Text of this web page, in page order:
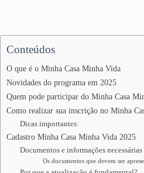
Conteúdos
O que é o Minha Casa Minha Vida
Novidades do programa em 2025
Quem pode participar do Minha Casa
Como realizar sua inscrição no Minha
Dicas importantes:
Cadastro Minha Casa Minha Vida 2025
Documentos e informações necessárias
Os documentos que devem ser